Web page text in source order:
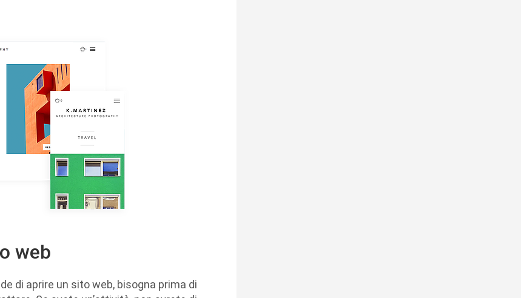
web
di aprire un sito web, bisogna prima di